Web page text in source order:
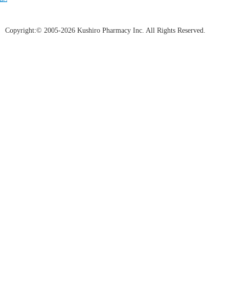
Copyright:© 2005-2026 Kushiro Pharmacy Inc. All Rights Reserved.